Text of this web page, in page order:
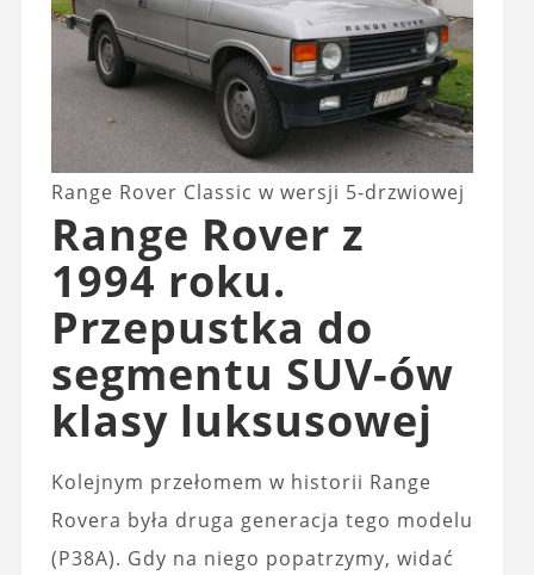
Range Rover Classic w wersji 5-drzwiowej
Range Rover z
1994 roku.
Przepustka do
segmentu SUV-ów
klasy luksusowej
Kolejnym przełomem w historii Range
Rovera była druga generacja tego modelu
(P38A). Gdy na niego popatrzymy, widać